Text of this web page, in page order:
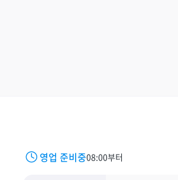
영업 준비중08:00부터